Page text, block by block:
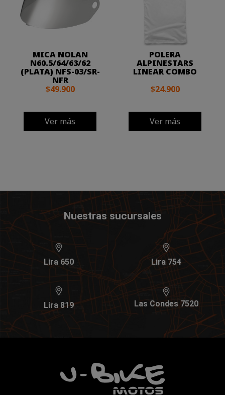
MICA NOLAN
N60.5/64/63/62
(PLATA) NFS-03/SR-
NFR
$49.900
Ver más
POLERA
ALPINESTARS
LINEAR COMBO
$24.900
Ver más
Nuestras sucursales
Lira 650 Lira 754
Lira 819 Las Condes 7520